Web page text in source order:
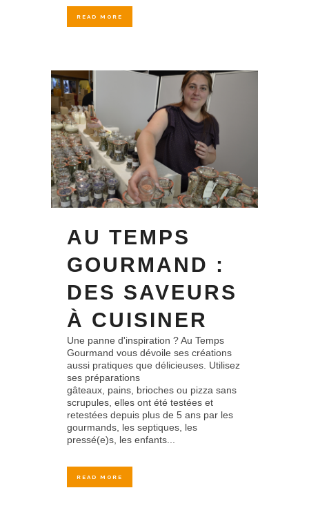
READ MORE
AU TEMPS
GOURMAND :
DES SAVEURS
À CUISINER
Une panne d'inspiration ? Au Temps
Gourmand vous dévoile ses créations
aussi pratiques que délicieuses. Utilisez
ses préparations
gâteaux, pains, brioches ou pizza sans
scrupules, elles ont été testées et
retestées depuis plus de 5 ans par les
gourmands, les septiques, les
pressé(e)s, les enfants...
READ MORE